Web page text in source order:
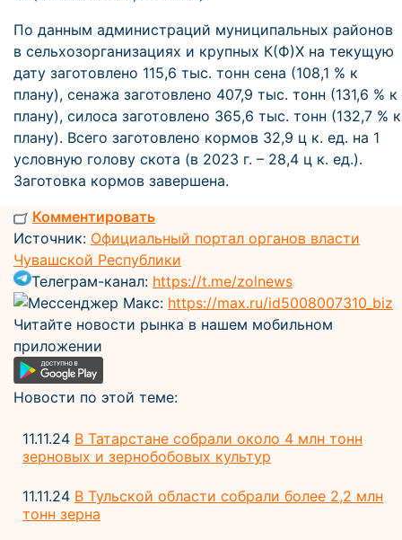
По данным администраций муниципальных районов
в сельхозорганизациях и крупных К(Ф)Х на текущую
дату заготовлено 115,6 тыс. тонн сена (108,1 % к
плану), сенажа заготовлено 407,9 тыс. тонн (131,6 % к
плану), силоса заготовлено 365,6 тыс. тонн (132,7 % к
плану). Всего заготовлено кормов 32,9 ц к. ед. на 1
условную голову скота (в 2023 г. – 28,4 ц к. ед.).
Заготовка кормов завершена.
Комментировать
Источник: Официальный портал органов власти
Чувашской Республики
Телеграм-канал: https://t.me/zolnews
Мессенджер Макс: https://max.ru/id5008007310_biz
Читайте новости рынка в нашем мобильном
приложении
Новости по этой теме:
11.11.24 В Татарстане собрали около 4 млн тонн
зерновых и зернобобовых культур
11.11.24 В Тульской области собрали более 2,2 млн
тонн зерна